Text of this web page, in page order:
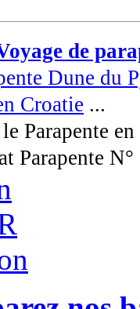
de
Dune du
Croatie ...
Parapente
Parapente